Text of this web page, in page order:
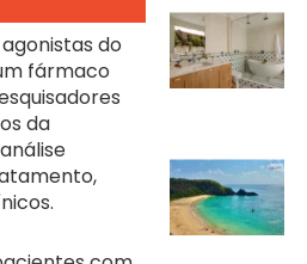
do
fármaco
da